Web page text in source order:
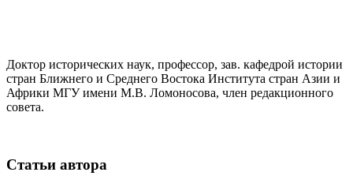
Доктор исторических наук, профессор, зав. кафедрой истории
стран Ближнего и Среднего Востока Института стран Азии и
Африки МГУ имени М.В. Ломоносова, член редакционного
совета.
Статьи автора